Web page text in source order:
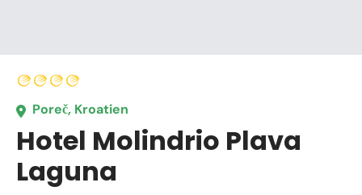
Poreč, Kroatien
Hotel Molindrio Plava
Laguna